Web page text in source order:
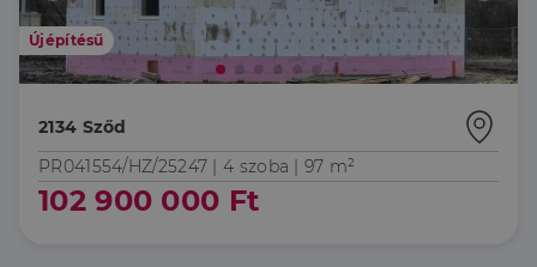
Újépítésű
2134 Sződ
PR041554/HZ/25247 |4 szoba | 97 m²
102 900 000 Ft